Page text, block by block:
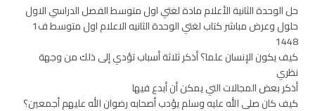
حل الوحدة الثانية الأعلام مادة لغتي اول متوسط الفصل الدراسي الاول
حلول وعرض مباشر كتاب لغتي الوحدة الثانيه الاعلام اول متوسط ف1
1448
كيف يكون الإنسان علما؟ أذكر ثلاثة أسباب تؤدي إلى ذلك من وجهة
نظري
أذكر بعض المجالات التي يمكن أن أبدع فيها
كيف كان صلى الله عليه وسلم يؤدب أصحابه رضوان الله عليهم أجمعين؟